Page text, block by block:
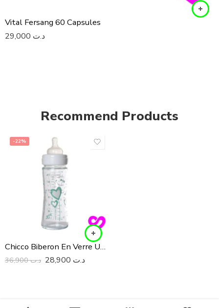
Vital Fersang 60 Capsules
د.ت
Recommend Products
-22%
Chicco Biberon En Verre Unisex 240ML
د.ت36,900 د.ت